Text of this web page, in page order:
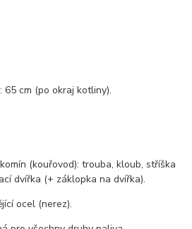
65 cm (po okraj kotliny).
(kouřovod): trouba, kloub, stříška
dvířka (+ záklopka na dvířka).
ocel (nerez).